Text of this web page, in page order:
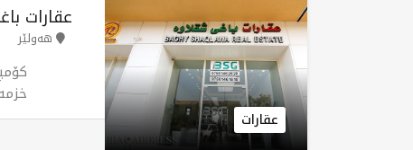
عقارات
هەولێر
عقارات